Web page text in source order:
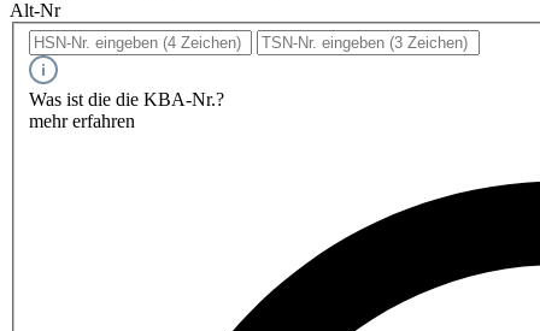
Alt-Nr
Was ist die die KBA-Nr.?
mehr erfahren